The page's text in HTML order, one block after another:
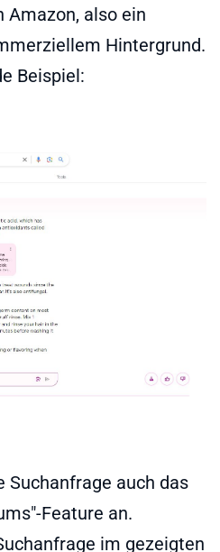
Amazon, also ein
Hintergrund.
Beispiel:
Suchanfrage auch das
Feature an.
im gezeigten